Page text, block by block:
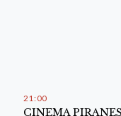
21 : 00
CINEMA